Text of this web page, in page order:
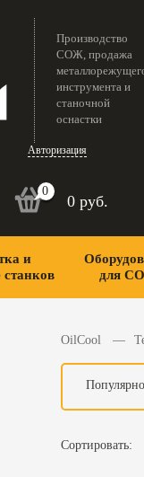
Производство
СОЖ, продажа
инструмента и
станочной
оснастки
Авторизация
0
0 руб.
и
для
OilCool
Сортировать: